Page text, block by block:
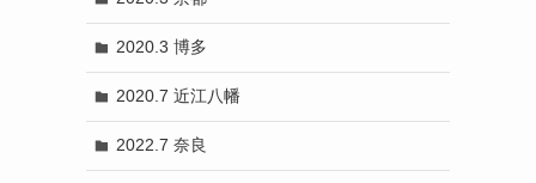
2020.3 博多
2020.7 近江八幡
2022.7 奈良